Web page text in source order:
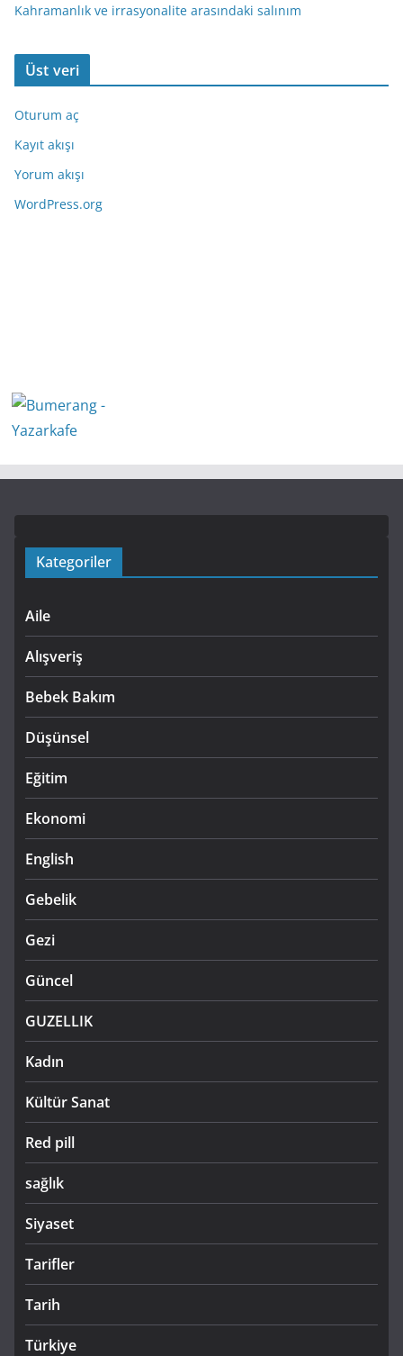
Kahramanlık ve irrasyonalite arasındaki salınım
Üst veri
Oturum aç
Kayıt akışı
Yorum akışı
WordPress.org
Kategoriler
Aile
Alışveriş
Bebek Bakım
Düşünsel
Eğitim
Ekonomi
English
Gebelik
Gezi
Güncel
GUZELLIK
Kadın
Kültür Sanat
Red pill
sağlık
Siyaset
Tarifler
Tarih
Türkiye